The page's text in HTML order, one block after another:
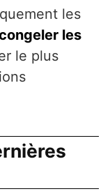
les
les
le plus